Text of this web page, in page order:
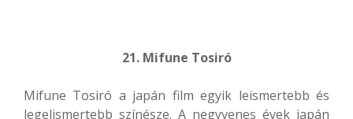
21. Mifune Tosiró
Mifune Tosiró a japán film egyik leismertebb és
legelismertebb színésze. A negyvenes évek japán